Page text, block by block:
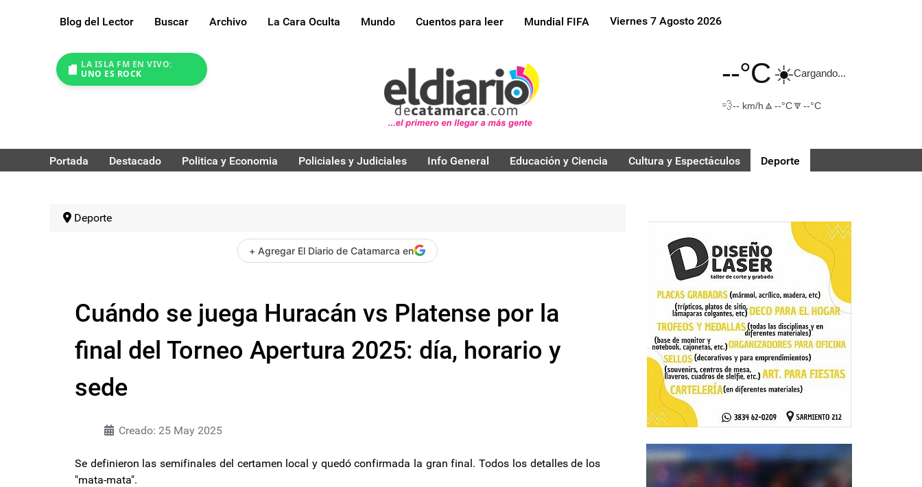
Blog del Lector Buscar Archivo La Cara Oculta Mundo Cuentos para leer Mundial FIFA Viernes 7 Agosto 2026
LA ISLA FM EN VIVO:
UNO ES ROCK
--°C☀️Cargando...
💨-- km/h 🔼 --°C🔽 --°C
Portada Destacado Politica y Economia Policiales y Judiciales Info General Educación y Ciencia Cultura y Espectáculos Deporte
Deporte
+ Agregar El Diario de Catamarca en
Cuándo se juega Huracán vs Platense por la
final del Torneo Apertura 2025: día, horario y
sede
Creado: 25 May 2025
Se definieron las semifinales del certamen local y quedó confirmada la gran final. Todos los detalles de los
"mata-mata".